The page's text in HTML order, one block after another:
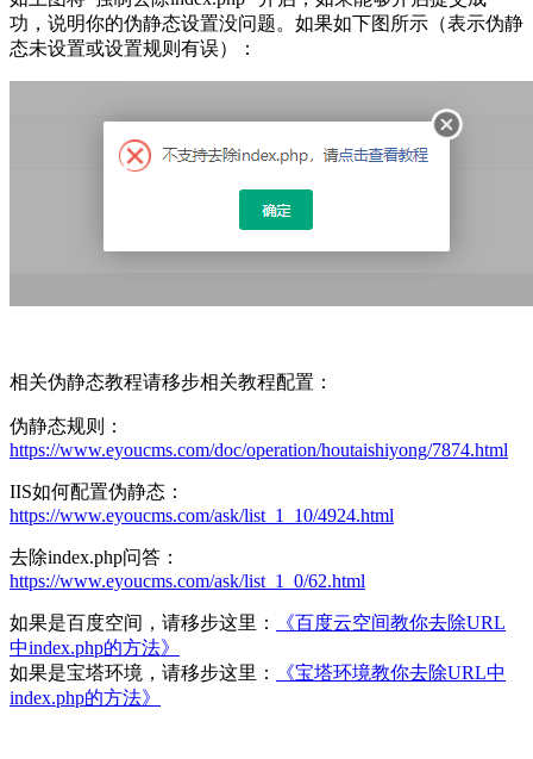
功，说明你的伪静态设置没问题。如果如下图所示（表示伪静
态未设置或设置规则有误）：
相关伪静态教程请移步相关教程配置：
伪静态规则：
https://www.eyoucms.com/doc/operation/houtaishiyong/7874.html
IIS如何配置伪静态：
https://www.eyoucms.com/ask/list_1_10/4924.html
去除index.php问答：
https://www.eyoucms.com/ask/list_1_0/62.html
如果是百度空间，请移步这里：
《百度云空间教你去除URL
中index.php的方法》
如果是宝塔环境，请移步这里：
《宝塔环境教你去除URL中
index.php的方法》